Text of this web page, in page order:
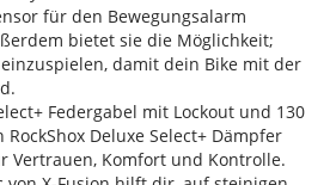
für den Bewegungsalarm
bietet sie die Möglichkeit;
damit dein Bike mit der
Federgabel mit Lockout und 130
Deluxe Select+ Dämpfer
Vertrauen, Komfort und Kontrolle.